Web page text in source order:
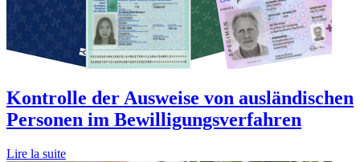
Kontrolle der Ausweise von ausländischen
Personen im Bewilligungsverfahren
Lire la suite